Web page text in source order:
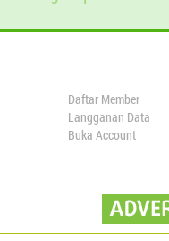
Daftar Member
Langganan Data
Buka Account